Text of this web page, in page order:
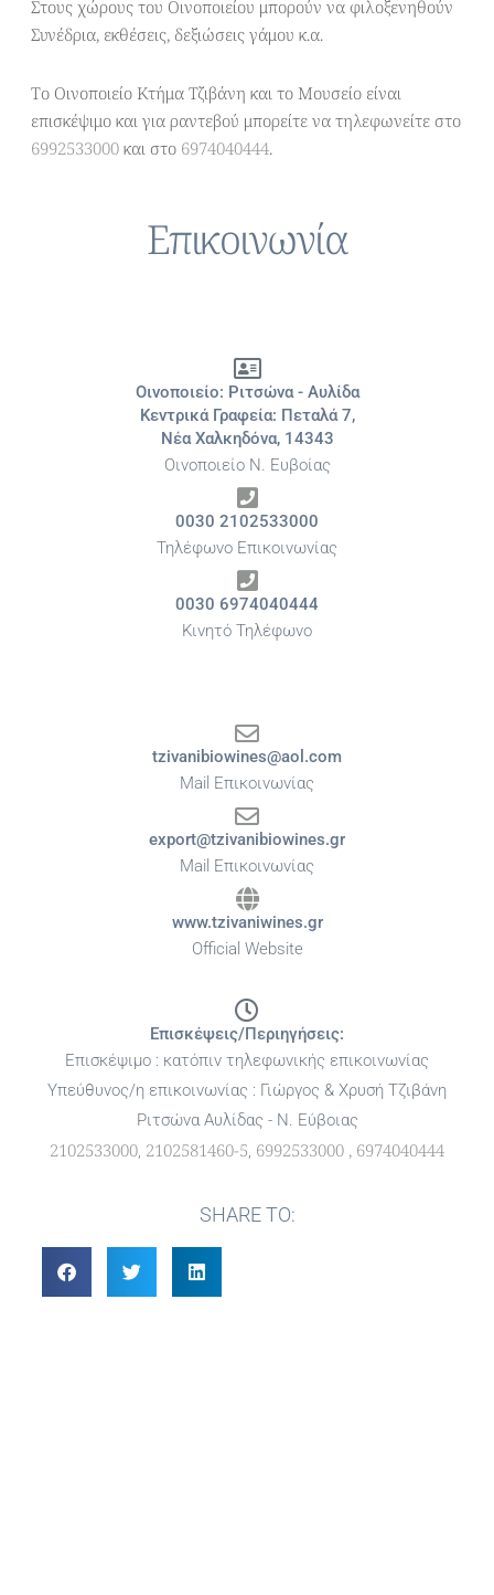
Στους χώρους του Οινοποιείου μπορούν να φιλοξενηθούν
Συνέδρια, εκθέσεις, δεξιώσεις γάμου κ.α.
Το Οινοποιείο Κτήμα Τζιβάνη και το Μουσείο είναι
επισκέψιμο και για ραντεβού μπορείτε να τηλεφωνείτε στο
6992533000και στο 6974040444.
Επικοινωνία
Οινοποιείο: Ριτσώνα - Αυλίδα
Κεντρικά Γραφεία: Πεταλά 7,
Νέα Χαλκηδόνα, 14343
Οινοποιείο Ν. Ευβοίας
0030 2102533000
Τηλέφωνο Επικοινωνίας
0030 6974040444
Κινητό Τηλέφωνο
tzivanibiowines@aol.com
Mail Επικοινωνίας
export@tzivanibiowines.gr
Mail Επικοινωνίας
www.tzivaniwines.gr
Official Website
Επισκέψεις/Περιηγήσεις:
Επισκέψιμο : κατόπιν τηλεφωνικής επικοινωνίας
Υπεύθυνος/η επικοινωνίας : Γιώργος & Χρυσή Τζιβάνη
Ριτσώνα Αυλίδας - Ν. Εύβοιας
2102533000, 2102581460-5, 6992533000 , 6974040444
SHARE TO: